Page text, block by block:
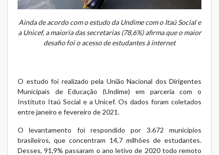
Ainda de acordo com o estudo da Undime com o Itaú Social e
a Unicef, a maioria das secretarias (78,6%) afirma que o maior
desafio foi o acesso de estudantes à internet
O estudo foi realizado pela União Nacional dos Dirigentes
Municipais de Educação (Undime) em parceria com o
Instituto Itaú Social e a Unicef. Os dados foram coletados
entre janeiro e fevereiro de 2021.
O levantamento foi respondido por 3.672 municípios
brasileiros, que concentram 14,7 milhões de estudantes.
Desses, 91,9% passaram o ano letivo de 2020 todo remoto